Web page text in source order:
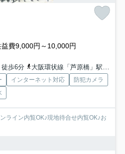
費9,000円～10,000円
歩6分
大阪環状線「芦原橋」駅 徒歩7分
インターネット対応
防犯カメラ
ライン内覧OK♪現地待合せ内覧OK♪お